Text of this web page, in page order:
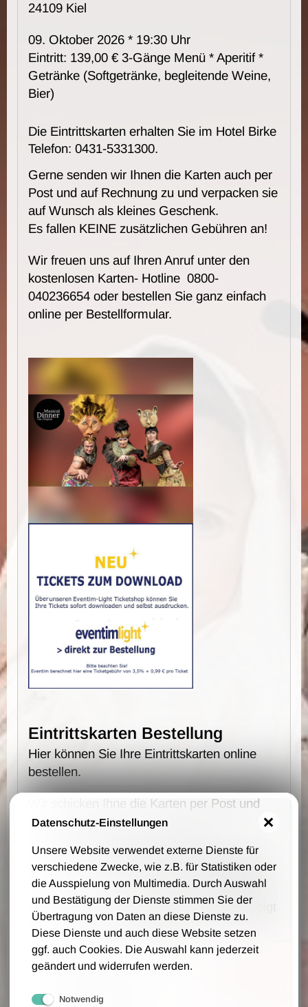
24109 Kiel
09. Oktober 2026 * 19:30 Uhr
Eintritt: 139,00 € 3-Gänge Menü * Aperitif *
Getränke (Softgetränke, begleitende Weine,
Bier)
Die Eintrittskarten erhalten Sie im Hotel Birke
Telefon: 0431-5331300.
Gerne senden wir Ihnen die Karten auch per
Post und auf Rechnung zu und verpacken sie
auf Wunsch als kleines Geschenk.
Es fallen KEINE zusätzlichen Gebühren an!
Wir freuen uns auf Ihren Anruf unter den
kostenlosen Karten- Hotline 0800-
040236654 oder bestellen Sie ganz einfach
online per Bestellformular.
Eintrittskarten Bestellung
Hier können Sie Ihre Eintrittskarten online
bestellen.
Wir schicken Ihne die Karten per Post und
auf Rechnung zu.
Bearbeitungsgebühren an - wir berechnen
lediglich 1,00 € Portokosten pro Bestellung.
Die Bestellung, Lieferung und Zahlung erfolgt
auf Grundlage unsere AGB.
Ihre Daten
Firmenname (optional)
Datenschutz-Einstellungen
Unsere Website verwendet externe Dienste für
verschiedene Zwecke, wie z.B. für Statistiken oder
die Ausspielung von Multimedia. Durch Auswahl
und Bestätigung der Dienste stimmen Sie der
Übertragung von Daten an diese Dienste zu.
Diese Dienste und auch diese Website setzen
ggf. auch Cookies. Die Auswahl kann jederzeit
geändert und widerrufen werden.
Notwendig